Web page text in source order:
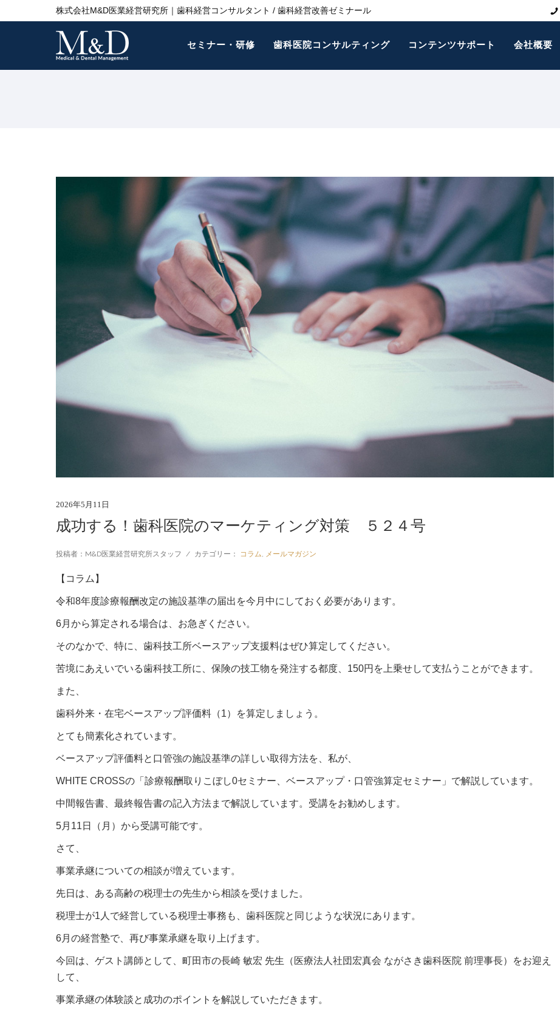
株式会社M&D医業経営研究所｜歯科経営コンサルタント / 歯科経営改善ゼミナール
セミナー・研修 歯科医院コンサルティング コンテンツサポート 会社概要
2026年5月11日
成功する！歯科医院のマーケティング対策 ５２４号
投稿者：M&D医業経営研究所スタッフ / カテゴリー： コラム, メールマガジン
【コラム】
令和8年度診療報酬改定の施設基準の届出を今月中にしておく必要があります。
6月から算定される場合は、お急ぎください。
そのなかで、特に、歯科技工所ベースアップ支援料はぜひ算定してください。
苦境にあえいでいる歯科技工所に、保険の技工物を発注する都度、150円を上乗せして支払うことができます。
また、
歯科外来・在宅ベースアップ評価料（1）を算定しましょう。
とても簡素化されています。
ベースアップ評価料と口管強の施設基準の詳しい取得方法を、私が、
WHITE CROSSの「診療報酬取りこぼし0セミナー、ベースアップ・口管強算定セミナー」で解説しています。
中間報告書、最終報告書の記入方法まで解説しています。受講をお勧めします。
5月11日（月）から受講可能です。
さて、
事業承継についての相談が増えています。
先日は、ある高齢の税理士の先生から相談を受けました。
税理士が1人で経営している税理士事務も、歯科医院と同じような状況にあります。
6月の経営塾で、再び事業承継を取り上げます。
今回は、ゲスト講師として、町田市の長崎 敏宏 先生（医療法人社団宏真会 ながさき歯科医院 前理事長）をお迎え
して、
事業承継の体験談と成功のポイントを解説していただきます。